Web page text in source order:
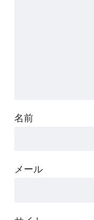
名前
メール